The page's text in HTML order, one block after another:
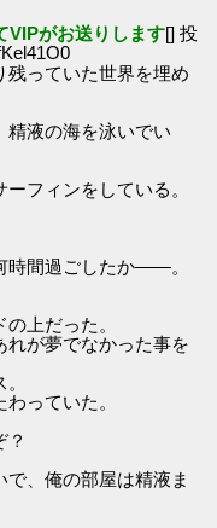
VIPがお送りします[] 投
残っていた世界を埋め
精液の海を泳いでい
フィンをしている。
時間過ごしたか――。
上だった。
れが夢でなかった事を
っていた。
？
、俺の部屋は精液ま